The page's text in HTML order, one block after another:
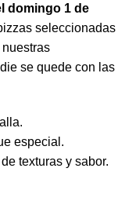
domingo 1 de
seleccionadas
se quede con las
especial.
texturas y sabor.